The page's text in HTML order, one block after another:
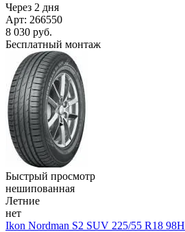
Через 2 дня
Арт: 266550
8 030 руб.
Бесплатный монтаж
Быстрый просмотр
нешипованная
Летние
нет
Ikon Nordman S2 SUV 225/55 R18 98H